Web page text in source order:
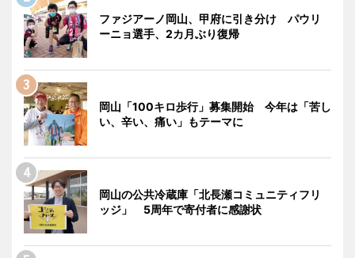
ファジアーノ岡山、甲府に引き分け パウリ
ーニョ選手、2カ月ぶり復帰
岡山「100キロ歩行」募集開始 今年は「苦し
い、辛い、痛い」もテーマに
岡山の公共冷蔵庫「北長瀬コミュニティフリ
ッジ」 5周年で寄付者に感謝状